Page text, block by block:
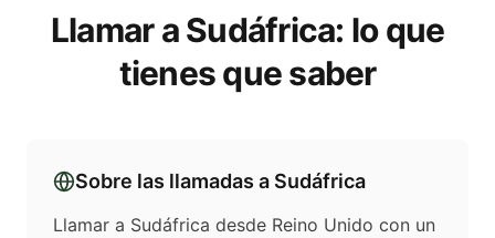
Llamar aSudáfrica: lo que
tienes que saber
Sobre las llamadas a Sudáfrica
Llamar a Sudáfrica desde Reino Unido con un